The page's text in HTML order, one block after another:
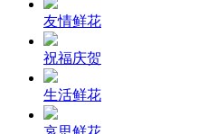
友情鲜花
祝福庆贺
生活鲜花